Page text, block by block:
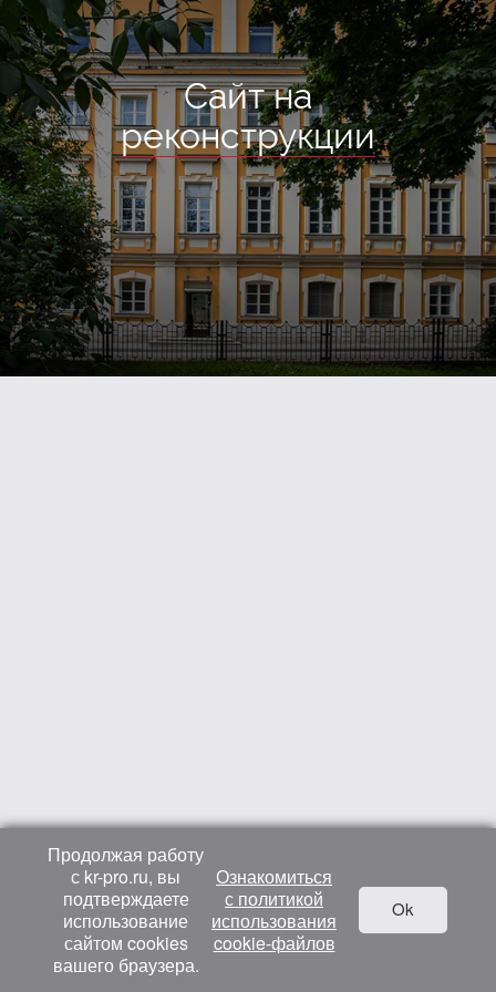
Сайт на
реконструкции
Продолжая работу
с kr-pro.ru, вы
подтверждаете
использование
сайтом cookies
вашего браузера.
Ознакомиться
с политикой
использования
cookie-файлов
Ok